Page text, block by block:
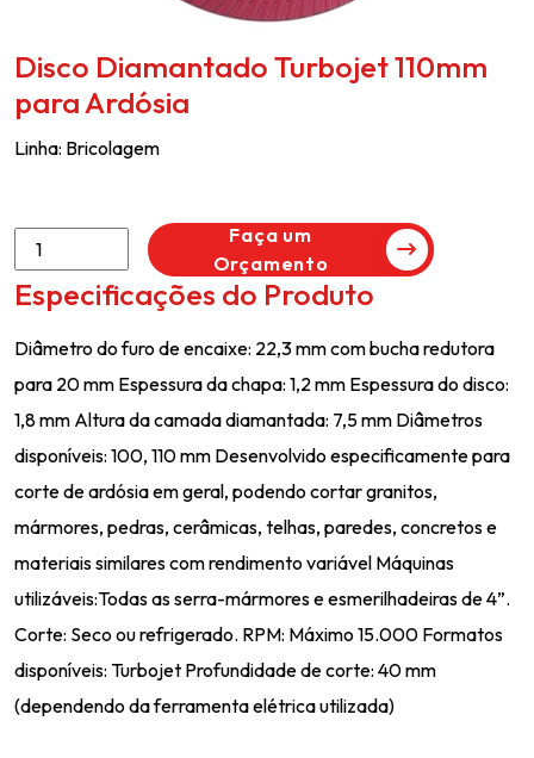
Disco Diamantado Turbojet 110mm
para Ardósia
Linha: Bricolagem
Faça um
Orçamento
Especificações do Produto
Diâmetro do furo de encaixe: 22,3 mm com bucha redutora
para 20 mm Espessura da chapa: 1,2 mm Espessura do disco:
1,8 mm Altura da camada diamantada: 7,5 mm Diâmetros
disponíveis: 100, 110 mm Desenvolvido especificamente para
corte de ardósia em geral, podendo cortar granitos,
mármores, pedras, cerâmicas, telhas, paredes, concretos e
materiais similares com rendimento variável Máquinas
utilizáveis:Todas as serra-mármores e esmerilhadeiras de 4”.
Corte: Seco ou refrigerado. RPM: Máximo 15.000 Formatos
disponíveis: Turbojet Profundidade de corte: 40 mm
(dependendo da ferramenta elétrica utilizada)